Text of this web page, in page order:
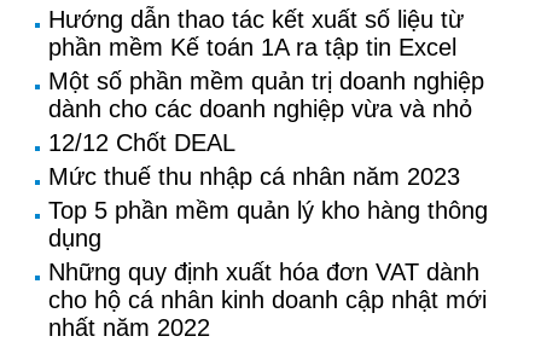
Hướng dẫn thao tác kết xuất số liệu từ
phần mềm Kế toán 1A ra tập tin Excel
Một số phần mềm quản trị doanh nghiệp
dành cho các doanh nghiệp vừa và nhỏ
12/12 Chốt DEAL
Mức thuế thu nhập cá nhân năm 2023
Top 5 phần mềm quản lý kho hàng thông
dụng
Những quy định xuất hóa đơn VAT dành
cho hộ cá nhân kinh doanh cập nhật mới
nhất năm 2022